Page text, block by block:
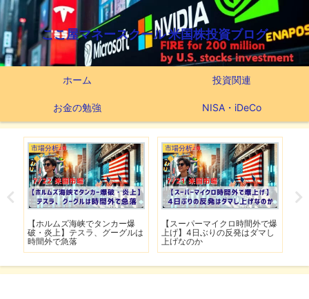
ここ屋マネースクール 米国株投資ブログ
ホーム 投資関連
お金の勉強 NISA・iDeCo
市場分析
【ホルムズ海峡でタンカー爆
破・炎上】テスラ、グーグルは
時間外で急落
市場分析
【スーパーマイクロ時間外で爆
上げ】4日ぶりの反発はダマし
上げなのか